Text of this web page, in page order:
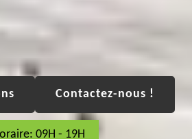
Contactez-nous !
09H - 19H